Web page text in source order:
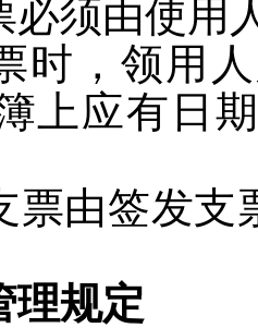
须由使用
，领用
上应有日
由签发支
理规定